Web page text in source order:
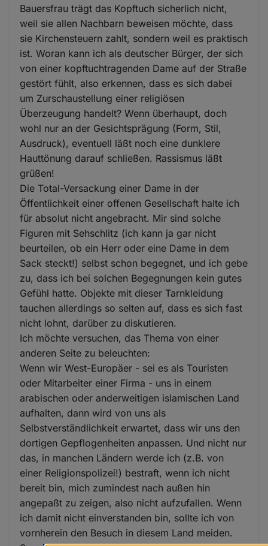
Bauersfrau trägt das Kopftuch sicherlich nicht,
weil sie allen Nachbarn beweisen möchte, dass
sie Kirchensteuern zahlt, sondern weil es praktisch
ist. Woran kann ich als deutscher Bürger, der sich
von einer kopftuchtragenden Dame auf der Straße
gestört fühlt, also erkennen, dass es sich dabei
um Zurschaustellung einer religiösen
Überzeugung handelt? Wenn überhaupt, doch
wohl nur an der Gesichtsprägung (Form, Stil,
Ausdruck), eventuell läßt noch eine dunklere
Hauttönung darauf schließen. Rassismus läßt
grüßen!
Die Total-Versackung einer Dame in der
Öffentlichkeit einer offenen Gesellschaft halte ich
für absolut nicht angebracht. Mir sind solche
Figuren mit Sehschlitz (ich kann ja gar nicht
beurteilen, ob ein Herr oder eine Dame in dem
Sack steckt!) selbst schon begegnet, und ich gebe
zu, dass ich bei solchen Begegnungen kein gutes
Gefühl hatte. Objekte mit dieser Tarnkleidung
tauchen allerdings so selten auf, dass es sich fast
nicht lohnt, darüber zu diskutieren.
Ich möchte versuchen, das Thema von einer
anderen Seite zu beleuchten:
Wenn wir West-Europäer - sei es als Touristen
oder Mitarbeiter einer Firma - uns in einem
arabischen oder anderweitigen islamischen Land
aufhalten, dann wird von uns als
Selbstverständlichkeit erwartet, dass wir uns den
dortigen Gepflogenheiten anpassen. Und nicht nur
das, in manchen Ländern werde ich (z.B. von
einer Religionspolizei!) bestraft, wenn ich nicht
bereit bin, mich zumindest nach außen hin
angepaßt zu zeigen, also nicht aufzufallen. Wenn
ich damit nicht einverstanden bin, sollte ich von
vornherein den Besuch in diesem Land meiden.